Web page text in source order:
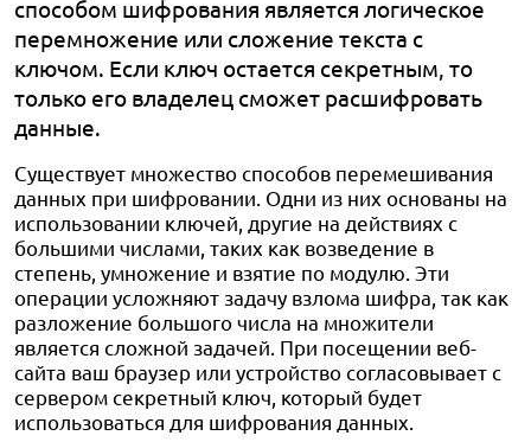
способом шифрования является логическое
перемножение или сложение текста с
ключом. Если ключ остается секретным, то
только его владелец сможет расшифровать
данные.
Существует множество способов перемешивания
данных при шифровании. Одни из них основаны на
использовании ключей, другие на действиях с
большими числами, таких как возведение в
степень, умножение и взятие по модулю. Эти
операции усложняют задачу взлома шифра, так как
разложение большого числа на множители
является сложной задачей. При посещении веб-
сайта ваш браузер или устройство согласовывает с
сервером секретный ключ, который будет
использоваться для шифрования данных.